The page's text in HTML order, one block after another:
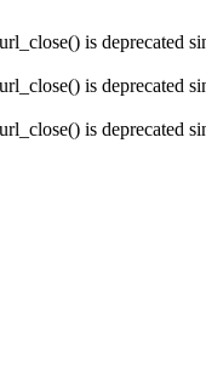
is deprecated
is deprecated
is deprecated